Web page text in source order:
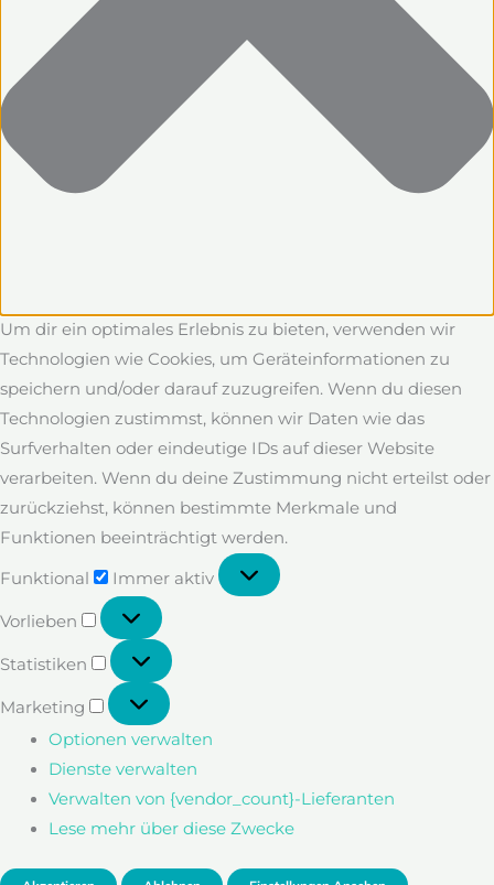
Um dir ein optimales Erlebnis zu bieten, verwenden wir
Technologien wie Cookies, um Geräteinformationen zu
speichern und/oder darauf zuzugreifen. Wenn du diesen
Technologien zustimmst, können wir Daten wie das
Surfverhalten oder eindeutige IDs auf dieser Website
verarbeiten. Wenn du deine Zustimmung nicht erteilst oder
zurückziehst, können bestimmte Merkmale und
Funktionen beeinträchtigt werden.
Funktional Immer aktiv
Vorlieben
Vorlieben
Statistiken
Statistiken
Marketing
Marketing
Optionen verwalten
Dienste verwalten
Verwalten von {vendor_count}-Lieferanten
Lese mehr über diese Zwecke